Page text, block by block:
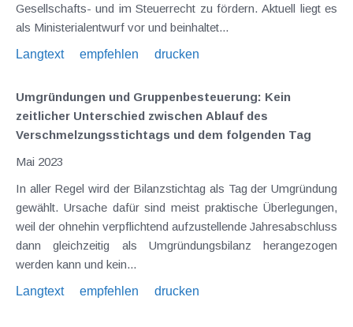
Gesellschafts- und im Steuerrecht zu fördern. Aktuell liegt es
als Ministerialentwurf vor und beinhaltet...
Langtext
empfehlen drucken
Umgründungen und Gruppenbesteuerung: Kein
zeitlicher Unterschied zwischen Ablauf des
Verschmelzungsstichtags und dem folgenden Tag
Mai 2023
In aller Regel wird der Bilanzstichtag als Tag der Umgründung
gewählt. Ursache dafür sind meist praktische Überlegungen,
weil der ohnehin verpflichtend aufzustellende Jahresabschluss
dann gleichzeitig als Umgründungsbilanz herangezogen
werden kann und kein...
Langtext
empfehlen drucken